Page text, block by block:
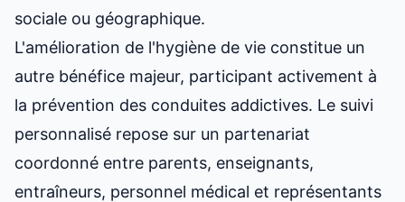
sociale ou géographique.
L'amélioration de l'hygiène de vie constitue un
autre bénéfice majeur, participant activement à
la prévention des conduites addictives. Le suivi
personnalisé repose sur un partenariat
coordonné entre parents, enseignants,
entraîneurs, personnel médical et représentants